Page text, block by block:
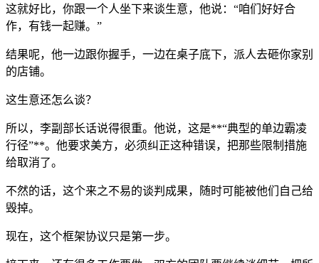
这就好比，你跟一个人坐下来谈生意，他说：“咱们好好合
作，有钱一起赚。”
结果呢，他一边跟你握手，一边在桌子底下，派人去砸你家别
的店铺。
这生意还怎么谈？
所以，李副部长话说得很重。他说，这是**“典型的单边霸凌
行径”**。他要求美方，必须纠正这种错误，把那些限制措施
给取消了。
不然的话，这个来之不易的谈判成果，随时可能被他们自己给
毁掉。
现在，这个框架协议只是第一步。